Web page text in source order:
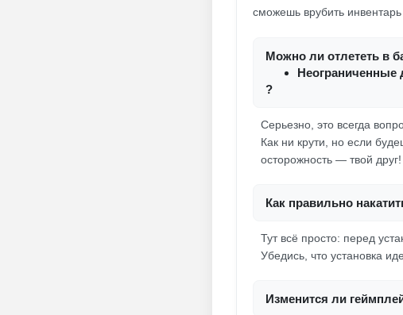
сможешь врубить
Можно ли отлететь в
Неограниченные
?
Серьезно, это всегда
Как ни крути, но если
осторожность — твой друг!
Как правильно
Тут всё просто: перед
Убедись, что установка
Изменится ли